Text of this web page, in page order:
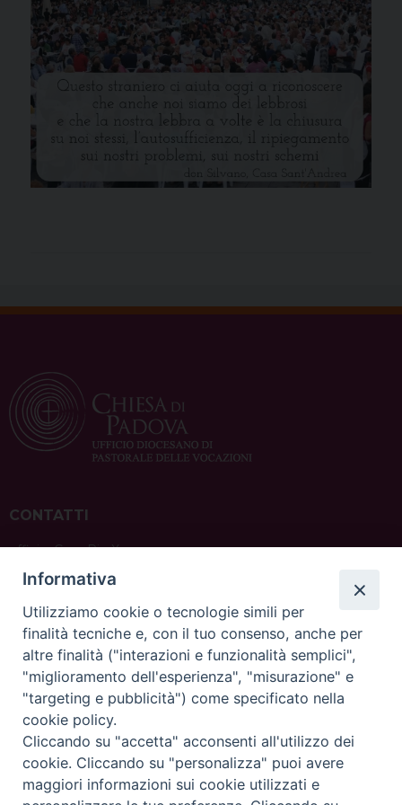
CONTATTI
ufficio: Casa Pio X
via Bonporti, 20 – 35141 Padova
tel: +39 351 619 2354
e mail:ufficiovocazionipadova@gmail.com
sede: Casa Sant'Andrea
via Valmarana, 20 – 35133 Padova
instagram:@casasantandreapadova
e mail:casasantandreapadova@gmail.com
Informativa
Utilizziamo cookie o tecnologie simili per
finalità tecniche e, con il tuo consenso, anche per
altre finalità ("interazioni e funzionalità semplici",
"miglioramento dell'esperienza", "misurazione" e
"targeting e pubblicità") come specificato nella
cookie policy.
Cliccando su "accetta" acconsenti all'utilizzo dei
cookie. Cliccando su "personalizza" puoi avere
maggiori informazioni sui cookie utilizzati e